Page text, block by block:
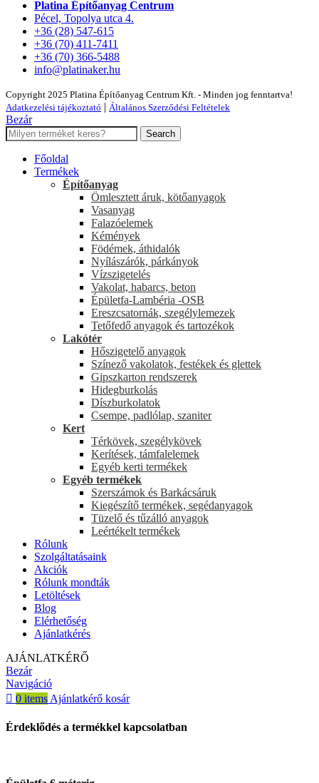
Platina Építőanyag Centrum
Pécel, Topolya utca 4.
+36 (28) 547-615
+36 (70) 411-7411
+36 (70) 366-5488
info@platinaker.hu
Copyright 2025 Platina Építőanyag Centrum Kft. - Minden jog fenntartva!
Adatkezelési tájékoztató | Általános Szerződési Feltételek
Bezár
Search
Főoldal
Termékek
Építőanyag
Ömlesztett áruk, kötőanyagok
Vasanyag
Falazóelemek
Kémények
Födémek, áthidalók
Nyílászárók, párkányok
Vízszigetelés
Vakolat, habarcs, beton
Épületfa-Lambéria -OSB
Ereszcsatornák, szegélylemezek
Tetőfedő anyagok és tartozékok
Lakótér
Hőszigetelő anyagok
Színező vakolatok, festékek és glettek
Gipszkarton rendszerek
Hidegburkolás
Díszburkolatok
Csempe, padlólap, szaniter
Kert
Térkövek, szegélykövek
Kerítések, támfalelemek
Egyéb kerti termékek
Egyéb termékek
Szerszámok és Barkácsáruk
Kiegészítő termékek, segédanyagok
Tüzelő és tűzálló anyagok
Leértékelt termékek
Rólunk
Szolgáltatásaink
Akciók
Rólunk mondták
Letöltések
Blog
Elérhetőség
Ajánlatkérés
AJÁNLATKÉRŐ
Bezár
Navigáció
0 items Ajánlatkérő kosár
Érdeklődés a termékkel kapcsolatban